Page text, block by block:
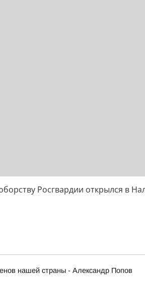
Росгвардии открылся в
нашей страны - Александр Попов